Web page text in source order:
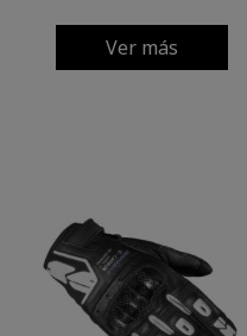
Ver más